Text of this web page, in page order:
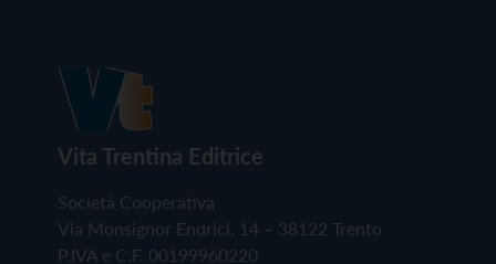
Vita Trentina Editrice
Società Cooperativa
Via Monsignor Endrici, 14 – 38122 Trento
P.IVA e C.F. 00199960220